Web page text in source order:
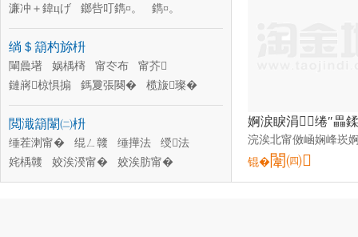
濂冲＋鍏цげ
鎯呰叮鐫¤。
鐫¤。
鐢峰＋鑳屽績
淇濇殩涓婅。
濉戣韩涓婅。
绱＄箶杓旀枡
閳曟墸 娲楀槣 甯冭布
甯芥
鏈嶈椋惧搧
鎷夐張闋�
榄旇璨�
鐕欏湒
鍚婄矑 鑺遍倞 鑲╁ 瑗竷
閲濈箶闈㈡枡
缍茬溂甯� 绲ㄥ竷 缍撶法
绶法
姹楀竷
姣涘湀甯�
姣涘肪甯�
缇呯磱甯�
钑剧挡闈㈡枡
锟�闈㈣